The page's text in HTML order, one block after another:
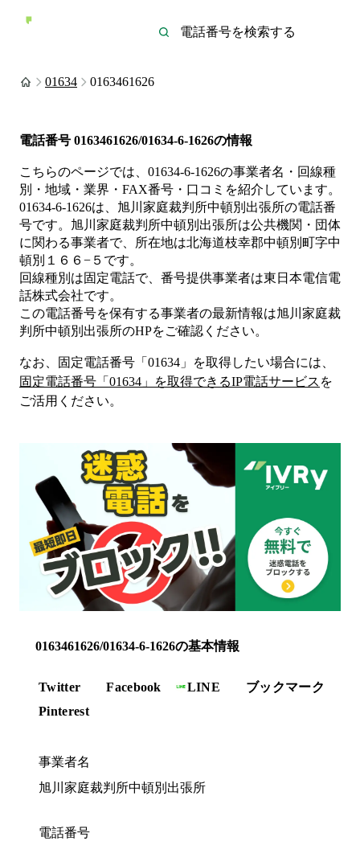
01634 0163461626
電話番号 0163461626/01634-6-1626の情報
こちらのページでは、 01634-6-1626の事業者名・回線種
別・地域・業界・FAX番号・口コミを紹介しています。
01634-6-1626は、 旭川家庭裁判所中頓別出張所の電話番
号です。 旭川家庭裁判所中頓別出張所は公共機関・団体
に関わる事業者で、所在地は北海道枝幸郡中頓別町字中
頓別１６６−５ です。
回線種別は固定電話で、番号提供事業者は東日本電信電
話株式会社です。
この電話番号を保有する事業者の最新情報は旭川家庭裁
判所中頓別出張所のHPをご確認ください。
なお、固定電話番号「 01634 」を取得したい場合には、
固定電話番号「 01634 」を取得できるIP電話サービス を
ご活用ください。
0163461626/01634-6-1626の基本情報
Twitter Facebook LINE
ブックマーク
Pinterest
事業者名
旭川家庭裁判所中頓別出張所
電話番号